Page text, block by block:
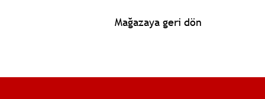
Mağazaya geri dön